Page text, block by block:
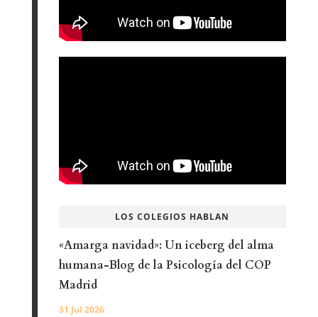
LOS COLEGIOS HABLAN
«Amarga navidad»: Un iceberg del alma
humana-Blog de la Psicología del COP
Madrid
31 Jul 2026